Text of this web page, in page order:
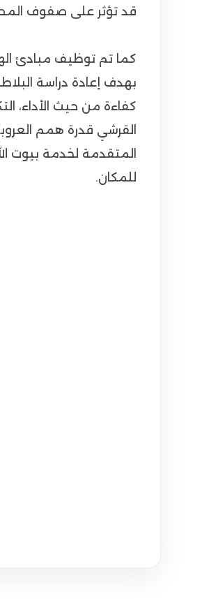
قد تؤثر على صفوف
بهدف إعادة دراسة
كفاءة من حيث الأداء،
القرشي قدرة همم
المتقدمة لخدمة بيوت
للمكان.